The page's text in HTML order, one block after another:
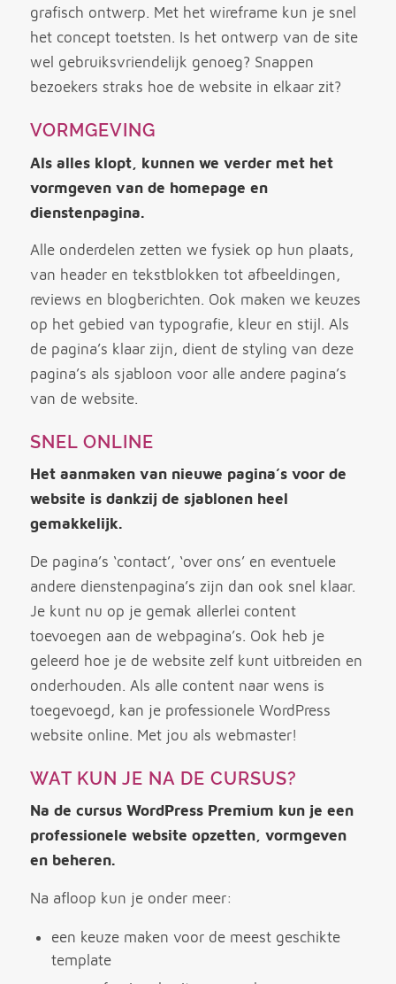
grafisch ontwerp. Met het wireframe kun je snel
het concept toetsten. Is het ontwerp van de site
wel gebruiksvriendelijk genoeg? Snappen
bezoekers straks hoe de website in elkaar zit?
VORMGEVING
Als alles klopt, kunnen we verder met het
vormgeven van de homepage en
dienstenpagina.
Alle onderdelen zetten we fysiek op hun plaats,
van header en tekstblokken tot afbeeldingen,
reviews en blogberichten. Ook maken we keuzes
op het gebied van typografie, kleur en stijl. Als
de pagina’s klaar zijn, dient de styling van deze
pagina’s als sjabloon voor alle andere pagina’s
van de website.
SNEL ONLINE
Het aanmaken van nieuwe pagina’s voor de
website is dankzij de sjablonen heel
gemakkelijk.
De pagina’s ‘contact’, ‘over ons’ en eventuele
andere dienstenpagina’s zijn dan ook snel klaar.
Je kunt nu op je gemak allerlei content
toevoegen aan de webpagina’s. Ook heb je
geleerd hoe je de website zelf kunt uitbreiden en
onderhouden. Als alle content naar wens is
toegevoegd, kan je professionele WordPress
website online. Met jou als webmaster!
WAT KUN JE NA DE CURSUS?
Na de cursus WordPress Premium kun je een
professionele website opzetten, vormgeven
en beheren.
Na afloop kun je onder meer:
een keuze maken voor de meest geschikte
template